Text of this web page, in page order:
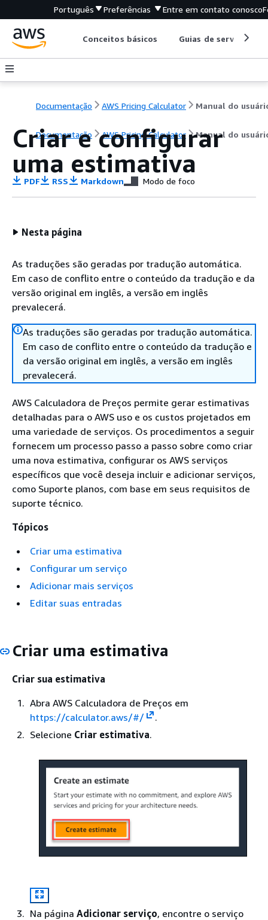
Português Preferências Entre em contato conosco
Conceitos básicos Guias de serviço
Documentação AWS Pricing Calculator Manual do
Documentação AWS Pricing Calculator Manual do
Criar e configurar
uma estimativa
PDF RSS Markdown Modo de foco
Nesta página
As traduções são geradas por tradução automática.
Em caso de conflito entre o conteúdo da tradução e da
versão original em inglês, a versão em inglês
prevalecerá.
As traduções são geradas por tradução automática.
Em caso de conflito entre o conteúdo da tradução e
da versão original em inglês, a versão em inglês
prevalecerá.
AWS Calculadora de Preços permite gerar estimativas
detalhadas para o AWS uso e os custos projetados em
uma variedade de serviços. Os procedimentos a seguir
fornecem um processo passo a passo sobre como criar
uma nova estimativa, configurar os AWS serviços
específicos que você deseja incluir e adicionar serviços,
como Suporte planos, com base em seus requisitos de
suporte técnico.
Tópicos
Criar uma estimativa
Configurar um serviço
Adicionar mais serviços
Editar suas entradas
Criar uma estimativa
Criar sua estimativa
Abra AWS Calculadora de Preços em
https://calculator.aws/#/
.
Selecione Criar estimativa.
Na página Adicionar serviço, encontre o serviço